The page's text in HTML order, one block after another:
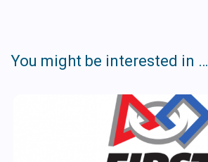
You might be interested in …